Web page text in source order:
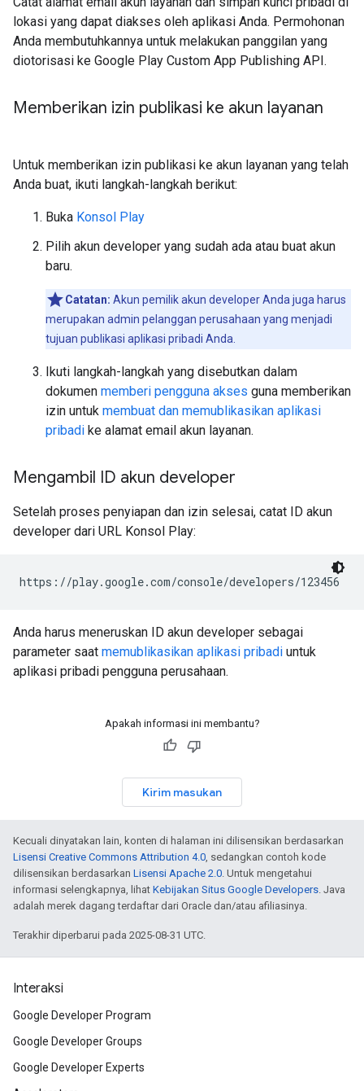
lokasi yang dapat diakses oleh aplikasi Anda. Permohonan
Anda membutuhkannya untuk melakukan panggilan yang
diotorisasi ke Google Play Custom App Publishing API.
Memberikan izin publikasi ke akun layanan
Untuk memberikan izin publikasi ke akun layanan yang telah
Anda buat, ikuti langkah-langkah berikut:
Buka Konsol Play
Pilih akun developer yang sudah ada atau buat akun
baru.
Catatan: Akun pemilik akun developer Anda juga harus
merupakan admin pelanggan perusahaan yang menjadi
tujuan publikasi aplikasi pribadi Anda.
Ikuti langkah-langkah yang disebutkan dalam
dokumen memberi pengguna akses guna memberikan
izin untuk membuat dan memublikasikan aplikasi
pribadi ke alamat email akun layanan.
Mengambil ID akun developer
Setelah proses penyiapan dan izin selesai, catat ID akun
developer dari URL Konsol Play:
https://play.google.com/console/developers/123456
Anda harus meneruskan ID akun developer sebagai
parameter saat memublikasikan aplikasi pribadi untuk
aplikasi pribadi pengguna perusahaan.
Apakah informasi ini membantu?
Kirim masukan
Kecuali dinyatakan lain, konten di halaman ini dilisensikan berdasarkan
Lisensi Creative Commons Attribution 4.0, sedangkan contoh kode
dilisensikan berdasarkan Lisensi Apache 2.0. Untuk mengetahui
informasi selengkapnya, lihat Kebijakan Situs Google Developers. Java
adalah merek dagang terdaftar dari Oracle dan/atau afiliasinya.
Terakhir diperbarui pada 2025-08-31 UTC.
Interaksi
Google Developer Program
Google Developer Groups
Google Developer Experts